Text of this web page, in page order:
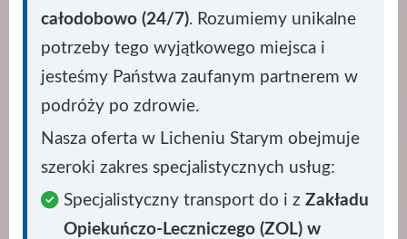
całodobowo (24/7). Rozumiemy unikalne
potrzeby tego wyjątkowego miejsca i
jesteśmy Państwa zaufanym partnerem w
podróży po zdrowie.
Nasza oferta w Licheniu Starym obejmuje
szeroki zakres specjalistycznych usług:
Specjalistyczny transport do i z Zakładu
Opiekuńczo-Leczniczego (ZOL) w